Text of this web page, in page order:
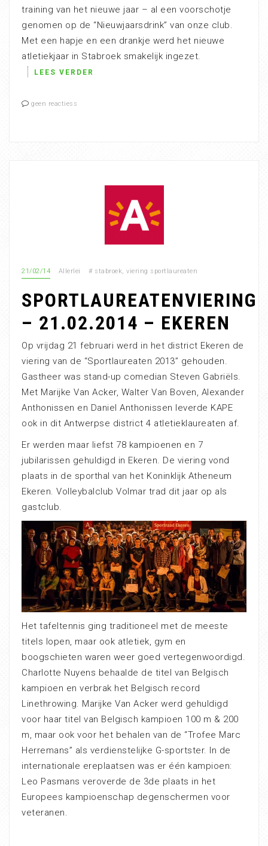
training van het nieuwe jaar – al een voorschotje
genomen op de “Nieuwjaarsdrink” van onze club.
Met een hapje en een drankje werd het nieuwe
atletiekjaar in Stabroek smakelijk ingezet.
LEES VERDER
geen reactiess
21/02/14 Allerlei # stabroek, viering sportlaureaten
SPORTLAUREATENVIERING
– 21.02.2014 – EKEREN
Op vrijdag 21 februari werd in het district Ekeren de
viering van de “Sportlaureaten 2013” gehouden.
Gastheer was stand-up comedian Steven Gabriëls.
Met Marijke Van Acker, Walter Van Boven, Alexander
Anthonissen en Daniel Anthonissen leverde KAPE
ook in dit Antwerpse district 4 atletieklaureaten af.
Er werden maar liefst 78 kampioenen en 7
jubilarissen gehuldigd in Ekeren. De viering vond
plaats in de sporthal van het Koninklijk Atheneum
Ekeren. Volleybalclub Volmar trad dit jaar op als
gastclub.
Het tafeltennis ging traditioneel met de meeste
titels lopen, maar ook atletiek, gym en
boogschieten waren weer goed vertegenwoordigd.
Charlotte Nuyens behaalde de titel van Belgisch
kampioen en verbrak het Belgisch record
Linethrowing. Marijke Van Acker werd gehuldigd
voor haar titel van Belgisch kampioen 100 m & 200
m, maar ook voor het behalen van de “Trofee Marc
Herremans” als verdienstelijke G-sportster. In de
internationale ereplaatsen was er één kampioen:
Leo Pasmans veroverde de 3de plaats in het
Europees kampioenschap degenschermen voor
veteranen.